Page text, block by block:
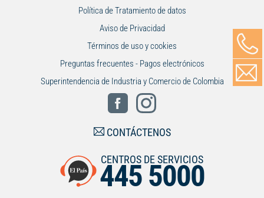
Política de Tratamiento de datos
Aviso de Privacidad
Términos de uso y cookies
Preguntas frecuentes - Pagos electrónicos
Superintendencia de Industria y Comercio de Colombia
CONTÁCTENOS
CENTROS DE SERVICIOS
445 5000